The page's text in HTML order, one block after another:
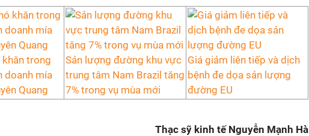
trong
doanh mía
Quang
Sản lượng đường khu vực
trung tâm Nam Brazil tăng
7% trong vụ mùa mới
Giá giảm liên tiếp và dịch
bệnh đe dọa sản lượng
đường EU
Thạc sỹ kinh tế Nguyễn Mạnh Hà